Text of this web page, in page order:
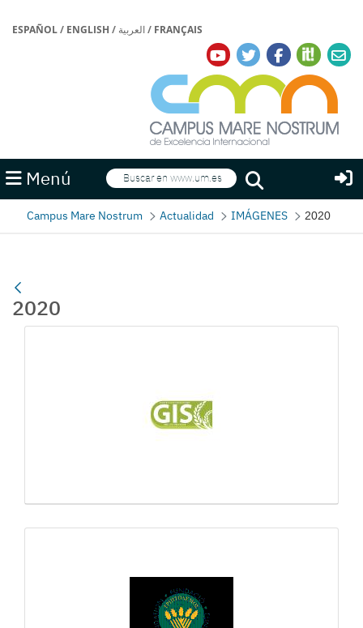
ESPAÑOL/ ENGLISH / العربية/ FRANÇAIS
Menú Buscar
Buscar
Campus Mare Nostrum Actualidad IMÁGENES 2020
2020